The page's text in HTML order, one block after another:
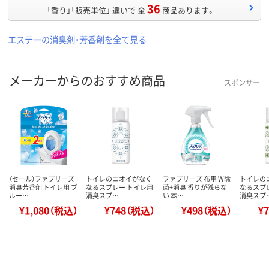
「香り」「販売単位」 違いで 全36 商品あります。
エステーの消臭剤・芳香剤を全て見る
メーカーからのおすすめ商品 スポンサー
（セール）ファブリーズ
消臭芳香剤 トイレ用 ブ
ルー…
¥1,080（税込）
トイレのニオイがなく
なるスプレー トイレ用
消臭スプ…
¥748（税込）
ファブリーズ 布用 W除
菌+消臭 香りが残らな
い 本…
¥498（税込）
トイレ
なるスプ
消臭ス